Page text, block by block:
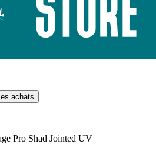
achats
Pro Shad Jointed UV